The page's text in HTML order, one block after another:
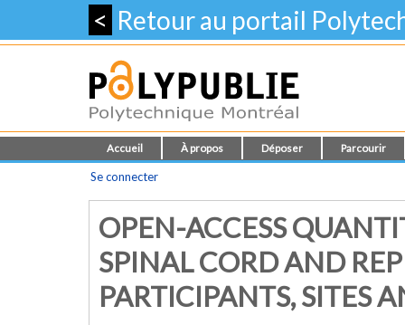
< Retour au portail
Accueil À propos Déposer Parcourir
Se connecter
OPEN-ACCESS
SPINAL CORD AND
PARTICIPANTS, SITES